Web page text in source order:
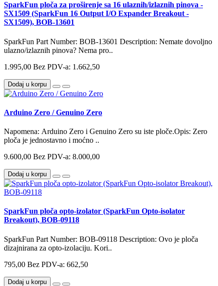
SparkFun ploča za proširenje sa 16 ulaznih/izlaznih pinova -
SX1509 (SparkFun 16 Output I/O Expander Breakout -
SX1509), BOB-13601
SparkFun Part Number: BOB-13601 Description: Nemate dovoljno
ulazno/izlaznih pinova? Nema pro..
1.995,00 Bez PDV-a: 1.662,50
Dodaj u korpu
Arduino Zero / Genuino Zero
Napomena: Arduino Zero i Genuino Zero su iste ploče.Opis: Zero
ploča je jednostavno i moćno ..
9.600,00 Bez PDV-a: 8.000,00
Dodaj u korpu
SparkFun ploča opto-izolator (SparkFun Opto-isolator
Breakout), BOB-09118
SparkFun Part Number: BOB-09118 Description: Ovo je ploča
dizajnirana za opto-izolaciju. Kori..
795,00 Bez PDV-a: 662,50
Dodaj u korpu